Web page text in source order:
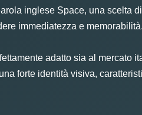
inglese Space, una scelta
immediatezza e memorabilità.
adatto sia al mercato
forte identità visiva,